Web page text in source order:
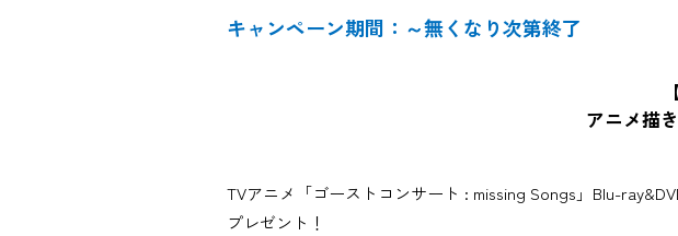
キャンペーン期間：～無くなり次第終了
アニメ描
TVアニメ「ゴーストコンサート : missing Songs」Blu-
プレゼント！